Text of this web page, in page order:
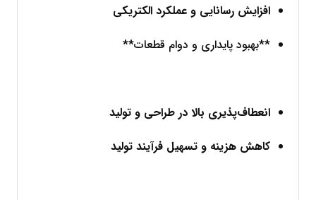
افزایش رسانایی و عملکرد الکتریکی
**بهبود پایداری و دوام قطعات**
انعطاف‌پذیری بالا در طراحی و تولید
کاهش هزینه و تسهیل فرآیند تولید